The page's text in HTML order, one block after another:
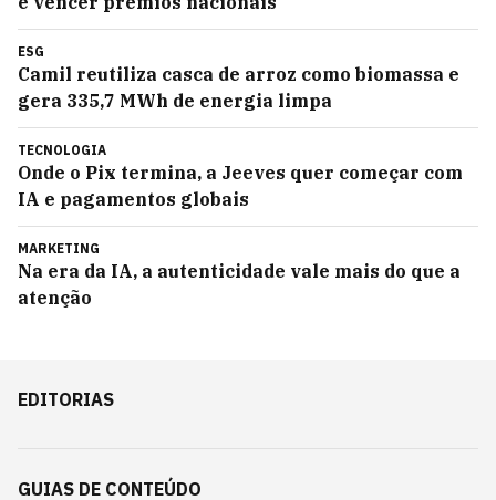
ESG
Camil reutiliza casca de arroz como biomassa e
gera 335,7 MWh de energia limpa
TECNOLOGIA
Onde o Pix termina, a Jeeves quer começar com
IA e pagamentos globais
MARKETING
Na era da IA, a autenticidade vale mais do que a
atenção
EDITORIAS
GUIAS DE CONTEÚDO